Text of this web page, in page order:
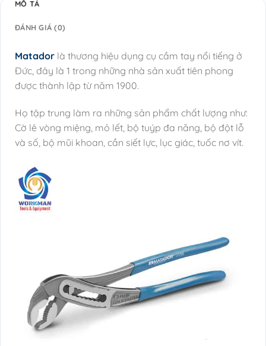
MÔ TẢ
ĐÁNH GIÁ (0)
Matador là thương hiệu dụng cụ cầm tay nổi tiếng ở
Đức, đây là 1 trong những nhà sản xuất tiên phong
được thành lập từ năm 1900.
Họ tập trung làm ra những sản phẩm chất lượng như:
Cờ lê vòng miệng, mỏ lết, bộ tuýp đa năng, bộ đột lỗ
và số, bộ mũi khoan, cần siết lực, lục giác, tuốc nơ vít.